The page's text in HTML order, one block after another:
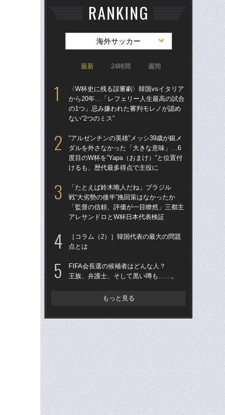
RANKING
海外サッカー
最新 24時間 週間
〈W杯史に残る誤審劇〉韓国vsイタリア
から20年…「レフェリー人生最高の試合
の1つ」忌み嫌われた審判モレノが認め
ない“2つのミス”
“アルゼンチンの英雄”メッシ39歳が銀メ
ダルを外さなかった「大きな意味」…6
度目のW杯を”Yapa（おまけ）”と位置付
けるも、歴代最多得点で主役に
「たとえば鈴木唯人だね」ブラジル
戦“大劣勢の後半”挽回策はなかったか
「監督の信頼、評価が一目瞭然」三都主
アレサンドロとW杯日本代表検証
［コラム（2）］韓国代表の最大の問題
点とは
FIFA会長選の候補者はどんな人？
王族、弁護士、そして黒い噂も……。
もっと見る